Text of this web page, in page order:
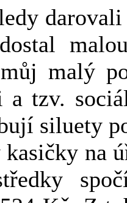
malý
a tzv.
siluety
na